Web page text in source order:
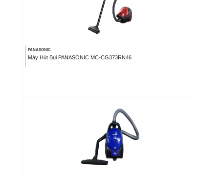
PANASONIC
Máy Hút Bụi PANASONIC MC-CG373RN46